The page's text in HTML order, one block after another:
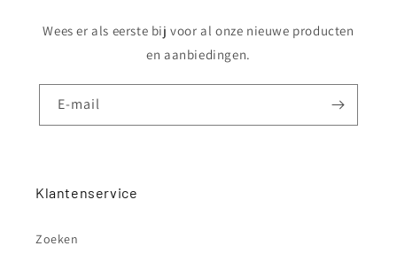
Wees er als eerste bij voor al onze nieuwe producten
en aanbiedingen.
E‑mail
Klantenservice
Zoeken